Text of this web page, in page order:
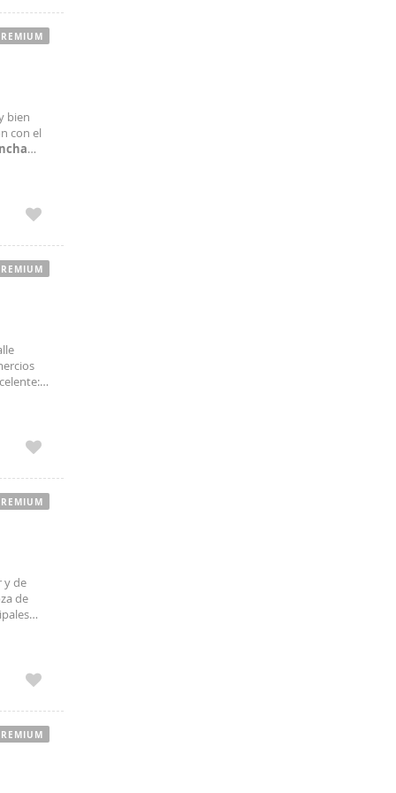
bien
con el
y de
de